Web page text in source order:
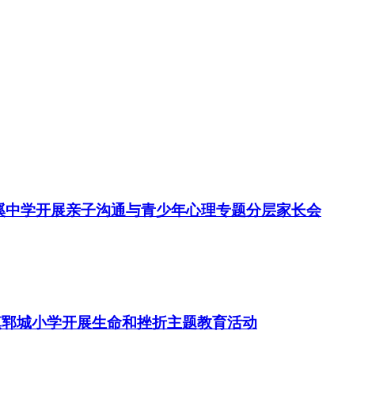
学开展亲子沟通与青少年心理专题分层家长会
城小学开展生命和挫折主题教育活动